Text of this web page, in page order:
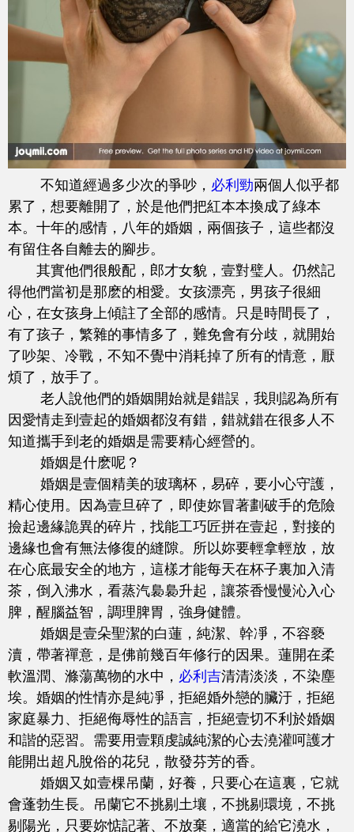
不知道經過多少次的爭吵， 必利勁兩個人似乎都
累了，想要離開了，於是他們把紅本本換成了綠本
本。十年的感情，八年的婚姻，兩個孩子，這些都沒
有留住各自離去的腳步。
其實他們很般配，郎才女貌，壹對璧人。仍然記
得他們當初是那麽的相愛。女孩漂亮，男孩子很細
心，在女孩身上傾註了全部的感情。只是時間長了，
有了孩子，繁雜的事情多了，難免會有分歧，就開始
了吵架、冷戰，不知不覺中消耗掉了所有的情意，厭
煩了，放手了。
老人說他們的婚姻開始就是錯誤，我則認為所有
因愛情走到壹起的婚姻都沒有錯，錯就錯在很多人不
知道攜手到老的婚姻是需要精心經營的。
婚姻是什麽呢？
婚姻是壹個精美的玻璃杯，易碎，要小心守護，
精心使用。因為壹旦碎了，即使妳冒著劃破手的危險
撿起邊緣詭異的碎片，找能工巧匠拼在壹起，對接的
邊緣也會有無法修復的縫隙。所以妳要輕拿輕放，放
在心底最安全的地方，這樣才能每天在杯子裏加入清
茶，倒入沸水，看蒸汽裊裊升起，讓茶香慢慢沁入心
脾，醒腦益智，調理脾胃，強身健體。
婚姻是壹朵聖潔的白蓮，純潔、幹凈，不容褻
瀆，帶著禪意，是佛前幾百年修行的因果。蓮開在柔
軟溫潤、滌蕩萬物的水中， 必利吉清清淡淡，不染塵
埃。婚姻的性情亦是純凈，拒絕婚外戀的臟汙，拒絕
家庭暴力、拒絕侮辱性的語言，拒絕壹切不利於婚姻
和諧的惡習。需要用壹顆虔誠純潔的心去澆灌呵護才
能開出超凡脫俗的花兒，散發芬芳的香。
婚姻又如壹棵吊蘭，好養，只要心在這裏，它就
會蓬勃生長。吊蘭它不挑剔土壤，不挑剔環境，不挑
剔陽光，只要妳惦記著、不放棄，適當的給它澆水，